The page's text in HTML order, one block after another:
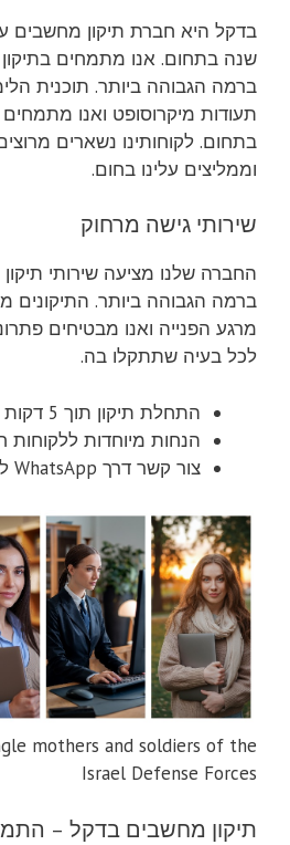
שנה בתחום. אנו מתמחים בתיקון
ברמה הגבוהה ביותר. תוכנית
תעודות מיקרוסופט ואנו
בתחום. לקוחותינו נשארים
וממליצים עלינו בחום.
שירותי גישה מרחוק
החברה שלנו מציעה שירותי
מרגע הפנייה ואנו מבטיחים
לכל בעיה שתתקלו בה.
התחלת תיקון תוך 5 דקות
הנחות מיוחדות ללקוחות
צור קשר דרך WhatsApp לשירות מהיר ויעיל
mothers and soldiers of the
Israel Defense Forces
תיקון מחשבים בדקל –